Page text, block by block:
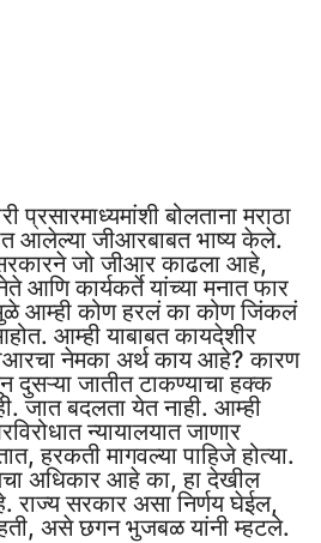
बोलताना मराठा
आलेल्या जीआरबाबत भाष्य केले.
जो जीआर काढला आहे,
आणि कार्यकर्ते यांच्या मनात फार
आम्ही कोण हरलं का कोण जिंकलं
आम्ही याबाबत कायदेशीर
नेमका अर्थ काय आहे? कारण
दुसऱ्या जातीत टाकण्याचा हक्क
जात बदलता येत नाही. आम्ही
न्यायालयात जाणार
हरकती मागवल्या पाहिजे होत्या.
अधिकार आहे का, हा देखील
राज्य सरकार असा निर्णय घेईल,
असे छगन भुजबळ यांनी म्हटले.